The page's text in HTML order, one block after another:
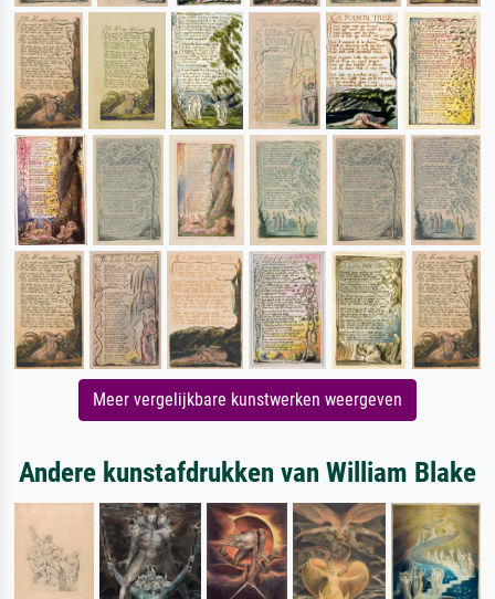
Meer vergelijkbare kunstwerken weergeven
Andere kunstafdrukken van William Blake